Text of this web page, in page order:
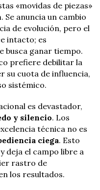
«movidas de piezas»
. Se anuncia un cambio
de evolución, pero el
intacto; es
busca ganar tiempo.
prefiere debilitar la
su cuota de influencia,
sistémico.
es devastador,
y silencio. Los
técnica no es
ciega. Esto
deja el campo libre a
rastro de
los resultados.